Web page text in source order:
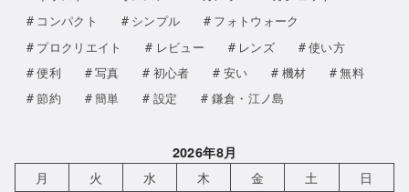
コンパクト
シンプル
フォトウォーク
プロクリエイト
レビュー レンズ
使い方
便利
写真 初心者 安い 機材
無料
節約
簡単 設定 鎌倉・江ノ島
2026年8月
月 火 水 木 金 土
日